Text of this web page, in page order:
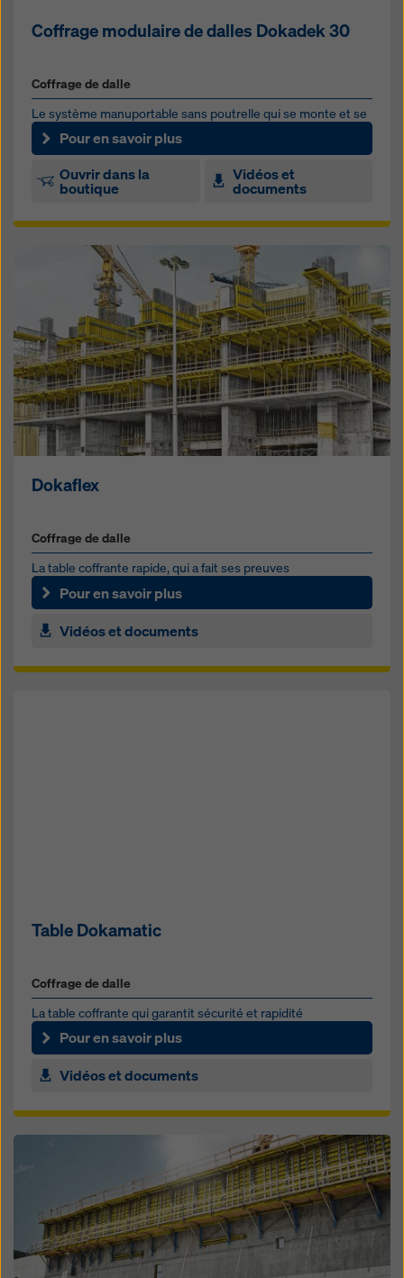
Coffrage modulaire de dalles Dokadek 30
Coffrage de dalle
Le système manuportable sans poutrelle qui se monte et se
démonte rapidement
Pour en savoir plus
Ouvrir dans la
boutique
Vidéos et
documents
Dokaflex
Coffrage de dalle
La table coffrante rapide, qui a fait ses preuves
Pour en savoir plus
Vidéos et documents
Table Dokamatic
Coffrage de dalle
La table coffrante qui garantit sécurité et rapidité
Pour en savoir plus
Vidéos et documents